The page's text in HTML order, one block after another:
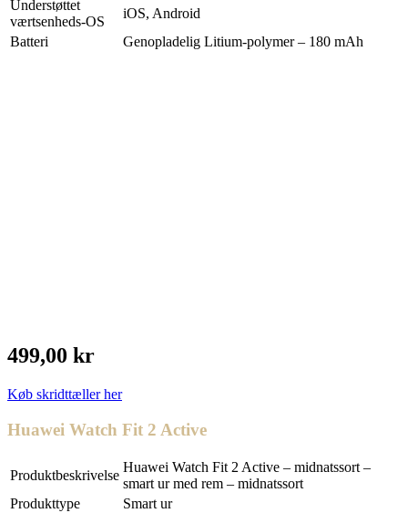
Understøttet
værtsenheds-OS
iOS, Android
Batteri
Genopladelig Litium-polymer – 180 mAh
499,00 kr
Køb skridttæller her
Huawei Watch Fit 2 Active
Produktbeskrivelse
Huawei Watch Fit 2 Active – midnatssort –
smart ur med rem – midnatssort
Produkttype
Smart ur